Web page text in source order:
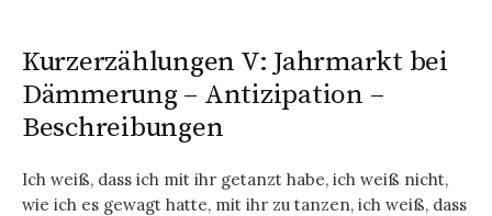
Kurzerzählungen V: Jahrmarkt bei
Dämmerung – Antizipation –
Beschreibungen
Ich weiß, dass ich mit ihr getanzt habe, ich weiß nicht,
wie ich es gewagt hatte, mit ihr zu tanzen, ich weiß, dass